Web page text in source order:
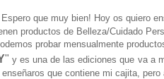
que muy bien! Hoy os quiero
productos de Belleza/Cuidado
probar mensualmente
" y es una de las ediciones que va a
que contiene mi cajita,